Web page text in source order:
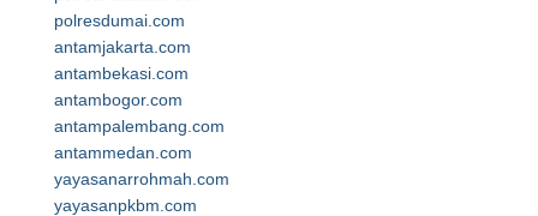
polresdumai.com
antamjakarta.com
antambekasi.com
antambogor.com
antampalembang.com
antammedan.com
yayasanarrohmah.com
yayasanpkbm.com